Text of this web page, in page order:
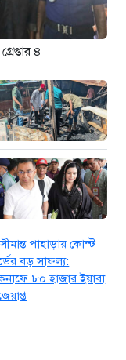
বিদ্যুৎ প্রকল্প
প্রধানমন্ত্রী
৪